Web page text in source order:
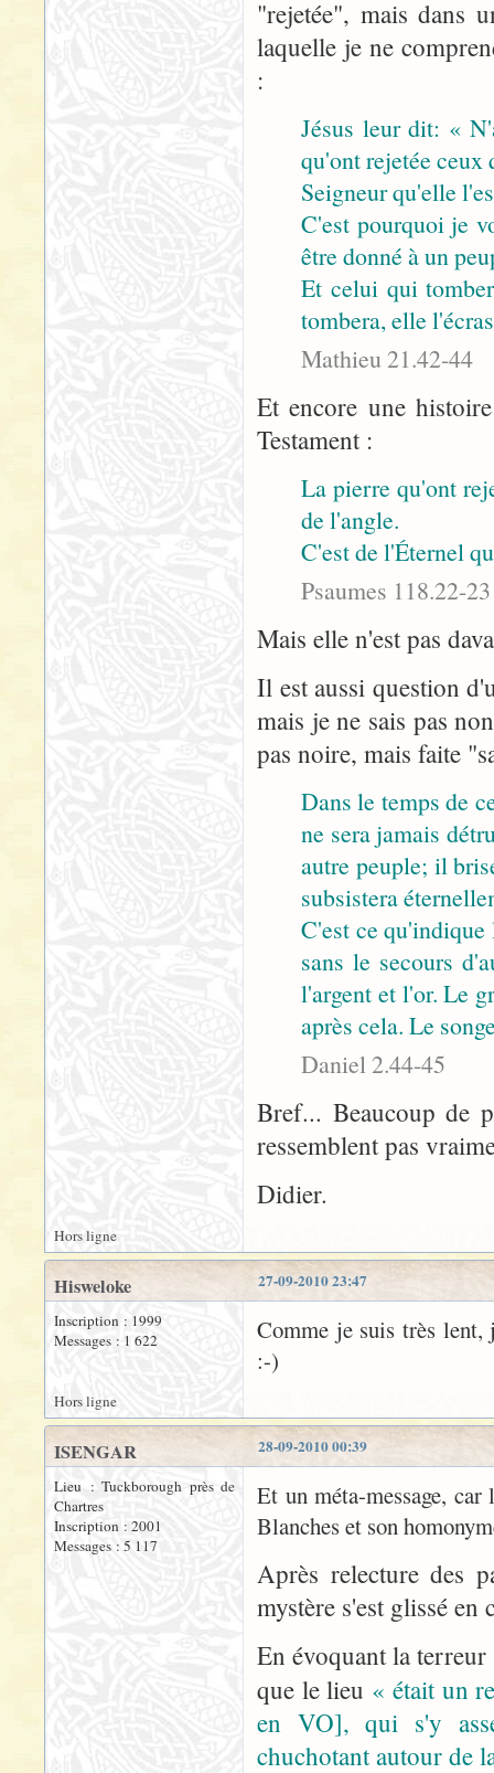
"rejetée", mais dans
laquelle je ne
:
Jésus leur dit: «
qu'ont rejetée ceux
Seigneur qu'elle
C'est pourquoi je
être donné à un
Et celui qui
tombera, elle
Mathieu 21.42-44
Et encore une
Testament :
La pierre qu'ont
de l'angle.
C'est de l'Éternel
Psaumes 118.22-23
Mais elle n'est pas
Il est aussi question
mais je ne sais pas
pas noire, mais faite
Dans le temps de
ne sera jamais
autre peuple; il
subsistera
C'est ce qu'indique
sans le secours
l'argent et l'or. Le
après cela. Le
Daniel 2.44-45
Bref... Beaucoup de
ressemblent pas
Didier.
Hors ligne
27-09-2010 23:47
Hisweloke
Inscription : 1999
Messages : 1 622
Comme je suis très
:-)
Hors ligne
28-09-2010 00:39
ISENGAR
Lieu : Tuckborough près de
Chartres
Inscription : 2001
Messages : 5 117
Et un méta-message,
Blanches et son
Après relecture des
mystère s'est glissé
En évoquant la
que le lieu « était un
en VO], qui s'y
chuchotant autour de